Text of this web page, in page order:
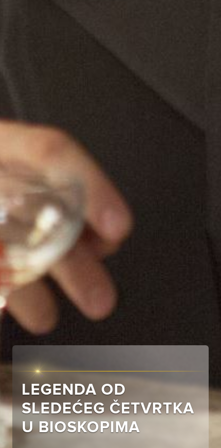
LEGENDA OD
SLEDEĆEG ČETVRTKA
U BIOSKOPIMA